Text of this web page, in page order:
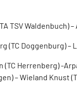
TSV Waldenbuch)
(TC Doggenburg) –
(TC Herrenberg) -
– Wieland Knust